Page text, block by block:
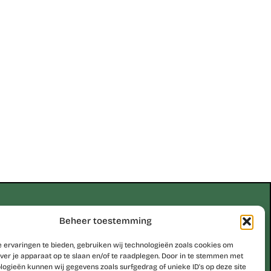
Beheer toestemming
ervaringen te bieden, gebruiken wij technologieën zoals cookies om
je apparaat op te slaan en/of te raadplegen. Door in te stemmen met
kunnen wij gegevens zoals surfgedrag of unieke ID's op deze site
Erik Scheirlinckx